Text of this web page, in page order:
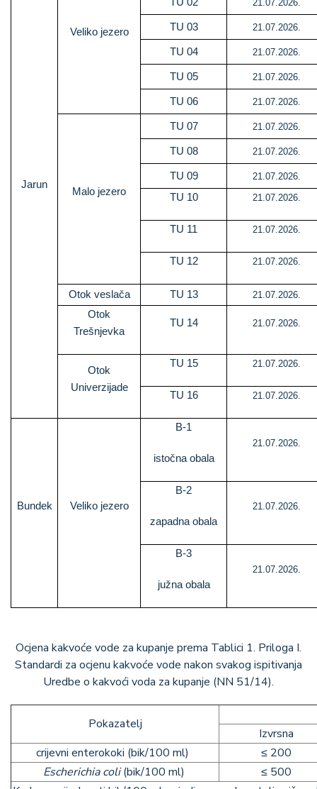
Jarun
Veliko jezero
21.07.2026.
TU 03 21.07.2026.
TU 04 21.07.2026.
TU 05 21.07.2026.
TU 06 21.07.2026.
Malo jezero
TU 07 21.07.2026.
TU 08 21.07.2026.
TU 09 21.07.2026.
TU 10 21.07.2026.
TU 11 21.07.2026.
TU 12 21.07.2026.
Otok veslača TU 13 21.07.2026.
Otok
Trešnjevka
TU 14 21.07.2026.
Otok
Univerzijade
TU 15 21.07.2026.
TU 16 21.07.2026.
Bundek Veliko jezero
B-1
istočna obala
21.07.2026.
B-2
zapadna obala
21.07.2026.
B-3
južna obala
21.07.2026.
Ocjena kakvoće vode za kupanje prema Tablici 1. Priloga I.
Standardi za ocjenu kakvoće vode nakon svakog ispitivanja
Uredbe o kakvoći voda za kupanje (NN 51/14).
Pokazatelj
Izvrsna
crijevni enterokoki (bik/100 ml)
≤ 200
Escherichia coli(bik/100 ml)
≤ 500